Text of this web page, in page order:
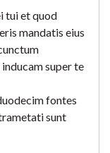
tui et quod
mandatis eius
super te
fontes
sunt